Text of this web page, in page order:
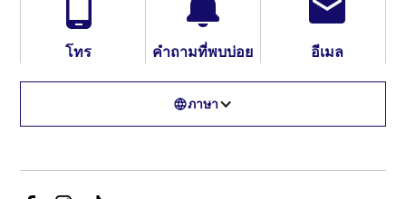
โทร คำถามที่พบบ่อย อีเมล
ภาษา